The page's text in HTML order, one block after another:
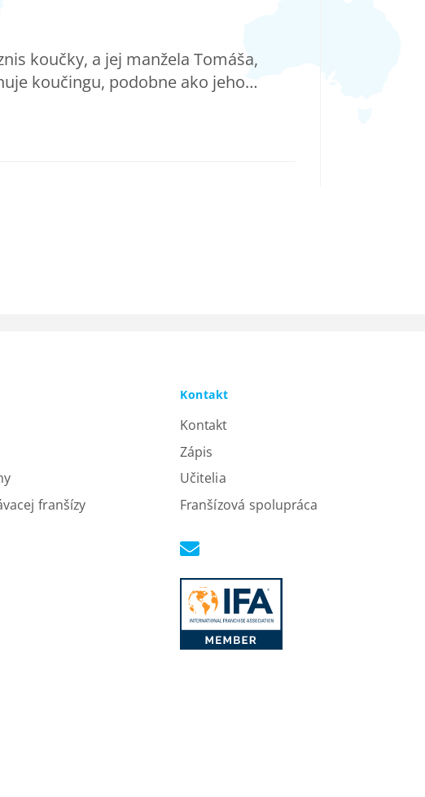
koučky, a jej manžela Tomáša,
koučingu, podobne ako jeho…
franšízy
Kontakt
Kontakt
Zápis
Učitelia
Franšízová spolupráca